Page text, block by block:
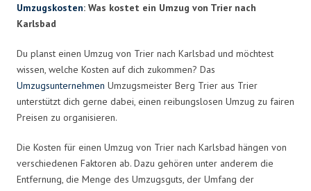
Umzugskosten: Was kostet ein Umzug von Trier nach
Karlsbad
Du planst einen Umzug von Trier nach Karlsbad und möchtest
wissen, welche Kosten auf dich zukommen? Das
Umzugsunternehmen Umzugsmeister Berg Trier aus Trier
unterstützt dich gerne dabei, einen reibungslosen Umzug zu fairen
Preisen zu organisieren.
Die Kosten für einen Umzug von Trier nach Karlsbad hängen von
verschiedenen Faktoren ab. Dazu gehören unter anderem die
Entfernung, die Menge des Umzugsguts, der Umfang der